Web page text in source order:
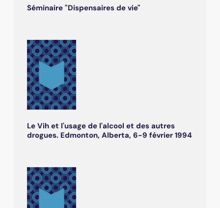
Séminaire "Dispensaires de vie"
Le Vih et l'usage de l'alcool et des autres
drogues. Edmonton, Alberta, 6-9 février 1994